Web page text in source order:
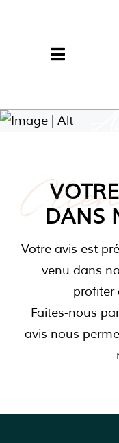
DANS
Votre avis est
venu dans
profiter
Faites-nous
avis nous